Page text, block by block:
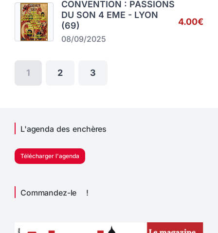
CONVENTION : PASSIONS
DU SON 4 EME - LYON
(69)
08/09/2025
4.00€
1 2 3
L'agenda des enchères
Télécharger l'agenda
Commandez-le !